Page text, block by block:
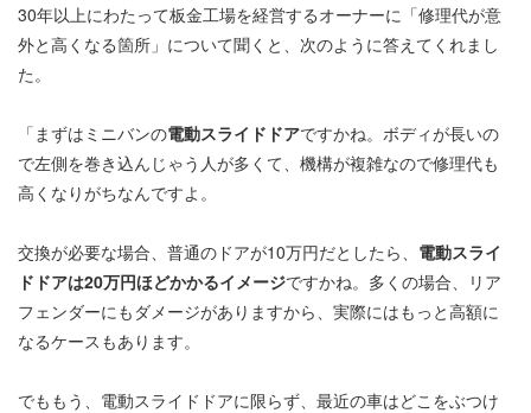
30年以上にわたって板金工場を経営するオーナーに「修理代が意
外と高くなる箇所」について聞くと、次のように答えてくれまし
た。
「まずはミニバンの電動スライドドアですかね。ボディが長いの
で左側を巻き込んじゃう人が多くて、機構が複雑なので修理代も
高くなりがちなんですよ。
交換が必要な場合、普通のドアが10万円だとしたら、 電動スライ
ドドアは20万円ほどかかるイメージですかね。多くの場合、リア
フェンダーにもダメージがありますから、実際にはもっと高額に
なるケースもあります。
でももう、電動スライドドアに限らず、最近の車はどこをぶつけ